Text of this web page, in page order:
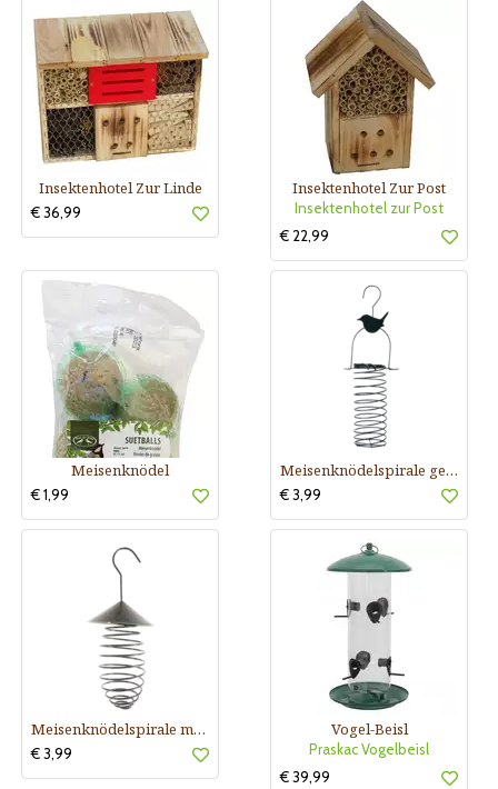
Insektenhotel Zur Linde
€ 36,99
Insektenhotel Zur Post
Insektenhotel zur Post
€ 22,99
Meisenknödel
€ 1,99
Meisenknödelspirale gerade
€ 3,99
Meisenknödelspirale mit Dach
€ 3,99
Vogel-Beisl
Praskac Vogelbeisl
€ 39,99